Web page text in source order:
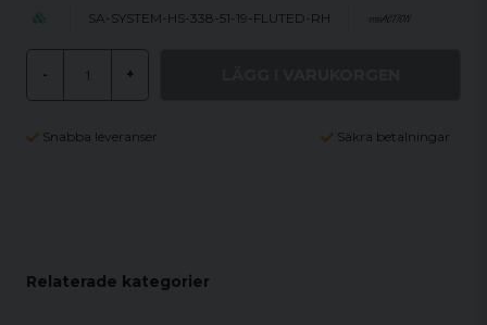
SA-SYSTEM-HS-338-51-19-FLUTED-RH
- +
Snabba leveranser Säkra betalningar
Relaterade kategorier